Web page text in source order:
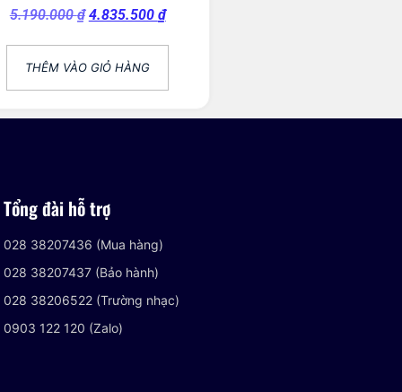
5.190.000₫ 4.835.500 ₫
THÊM VÀO GIỎ HÀNG
Tổng đài hỗ trợ
028 38207436 (Mua hàng)
028 38207437 (Bảo hành)
028 38206522 (Trường nhạc)
0903 122 120 (Zalo)